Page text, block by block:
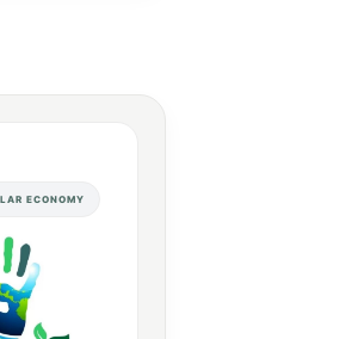
ECONOMY